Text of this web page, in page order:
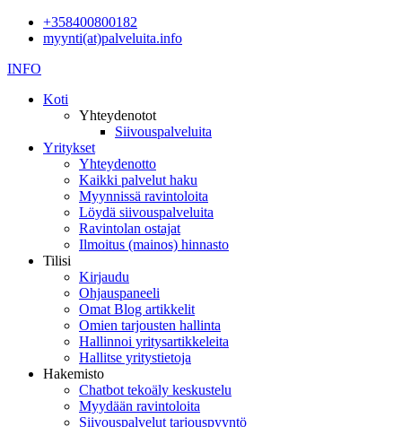
+358400800182
myynti(at)palveluita.info
INFO
Koti
Yhteydenotot
Siivouspalveluita
Yritykset
Yhteydenotto
Kaikki palvelut haku
Myynnissä ravintoloita
Löydä siivouspalveluita
Ravintolan ostajat
Ilmoitus (mainos) hinnasto
Tilisi
Kirjaudu
Ohjauspaneeli
Omat Blog artikkelit
Omien tarjousten hallinta
Hallinnoi yritysartikkeleita
Hallitse yritystietoja
Hakemisto
Chatbot tekoäly keskustelu
Myydään ravintoloita
Siivouspalvelut tarjouspyyntö